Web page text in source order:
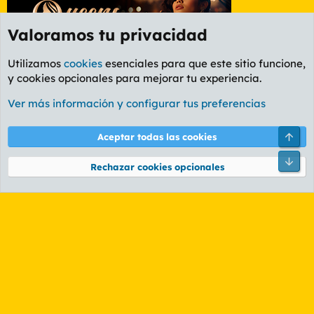
Foro Informática y Videojuegos
Cookies
PL OLDSTYLE AMARILLO
Términos y reglas Política de privacidad Ayuda
Community platform by XenForo® © 2010-2026 XenForo Ltd.
Valoramos tu privacidad
Utilizamos cookies esenciales para que este sitio funcione,
y cookies opcionales para mejorar tu experiencia.
Ver más información y configurar tus preferencias
Aceptar todas las cookies
Rechazar cookies opcionales
Pie